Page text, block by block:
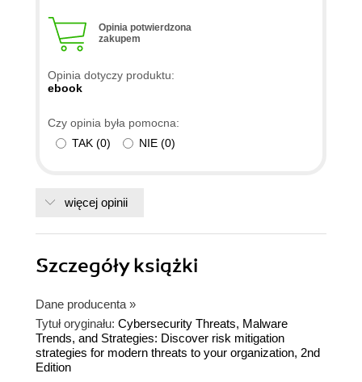
Opinia potwierdzona
zakupem
Opinia dotyczy produktu:
ebook
Czy opinia była pomocna:
TAK (0) NIE (0)
więcej opinii
Szczegółyksiążki
Dane producenta »
Tytuł oryginału: Cybersecurity Threats, Malware
Trends, and Strategies: Discover risk mitigation
strategies for modern threats to your organization, 2nd
Edition